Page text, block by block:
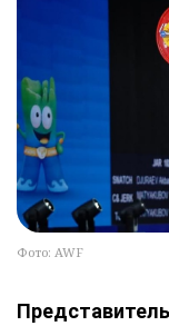
Фото: AWF